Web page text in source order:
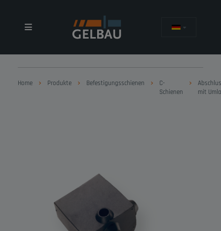
Home Produkte Befestigungsschienen
C-
Schienen
mit